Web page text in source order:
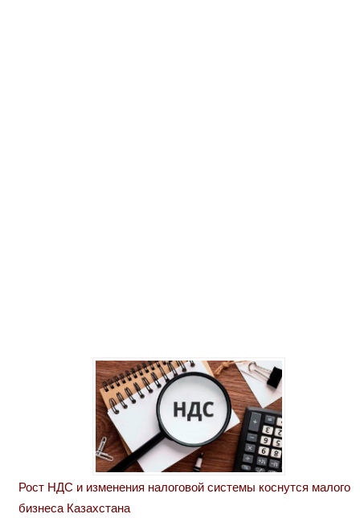
Рост НДС и изменения налоговой системы коснутся малого
бизнеса Казахстана